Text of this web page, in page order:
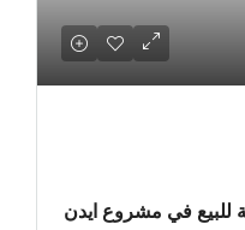
للبيع في مشروع ايدن